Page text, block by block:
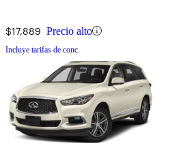
$17,889 Precio alto
Incluye tarifas de conc.